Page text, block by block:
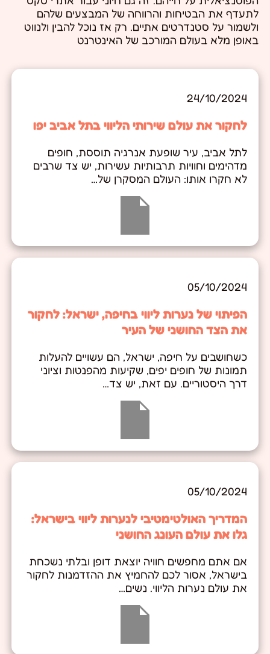
לתעדף את הבטיחות והרווחה של המבצעים שלהם
ולשמור על סטנדרטים אתיים. רק אז נוכל להבין ולנווט
באופן מלא בעולם המורכב של האינטרנט
24/10/2024
לחקור את עולם שירותי הליווי בתל אביב יפו
לתל אביב, עיר שופעת אנרגיה תוססת, חופים
מדהימים וחוויות תרבותיות עשירות, יש צד שרבים
לא חקרו אותו: העולם המסקרן של…
05/10/2024
הפיתוי של נערות ליווי בחיפה, ישראל: לחקור
את הצד החושני של העיר
כשחושבים על חיפה, ישראל, הם עשויים להעלות
תמונות של חופים יפים, שקיעות מהפנטות וציוני
דרך היסטוריים. עם זאת, יש צד…
05/10/2024
המדריך האולטימטיבי לנערות ליווי בישראל:
גלו את עולם העונג החושני
אם אתם מחפשים חוויה יוצאת דופן ובלתי נשכחת
בישראל, אסור לכם להחמיץ את ההזדמנות לחקור
את עולם נערות הליווי. נשים…